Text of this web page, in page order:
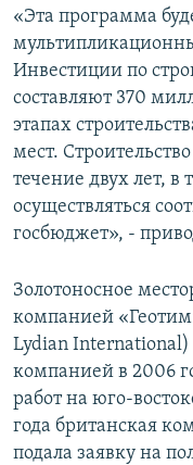
English
Русский
Все сайты Радио
«Эта программа
Инвестиции по
составляют 370
этапах
мест.
течение двух лет, в
осуществляться
госбюджет», -
Золотоносное
компанией
Lydian International)
компанией в 2006
работ на юго-
года британская
подала заявку на